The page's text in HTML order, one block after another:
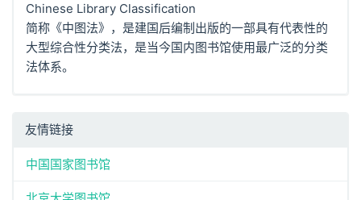
Chinese Library Classification
简称《中图法》，是建国后编制出版的一部具有代表性的
大型综合性分类法，是当今国内图书馆使用最广泛的分类
法体系。
友情链接
中国国家图书馆